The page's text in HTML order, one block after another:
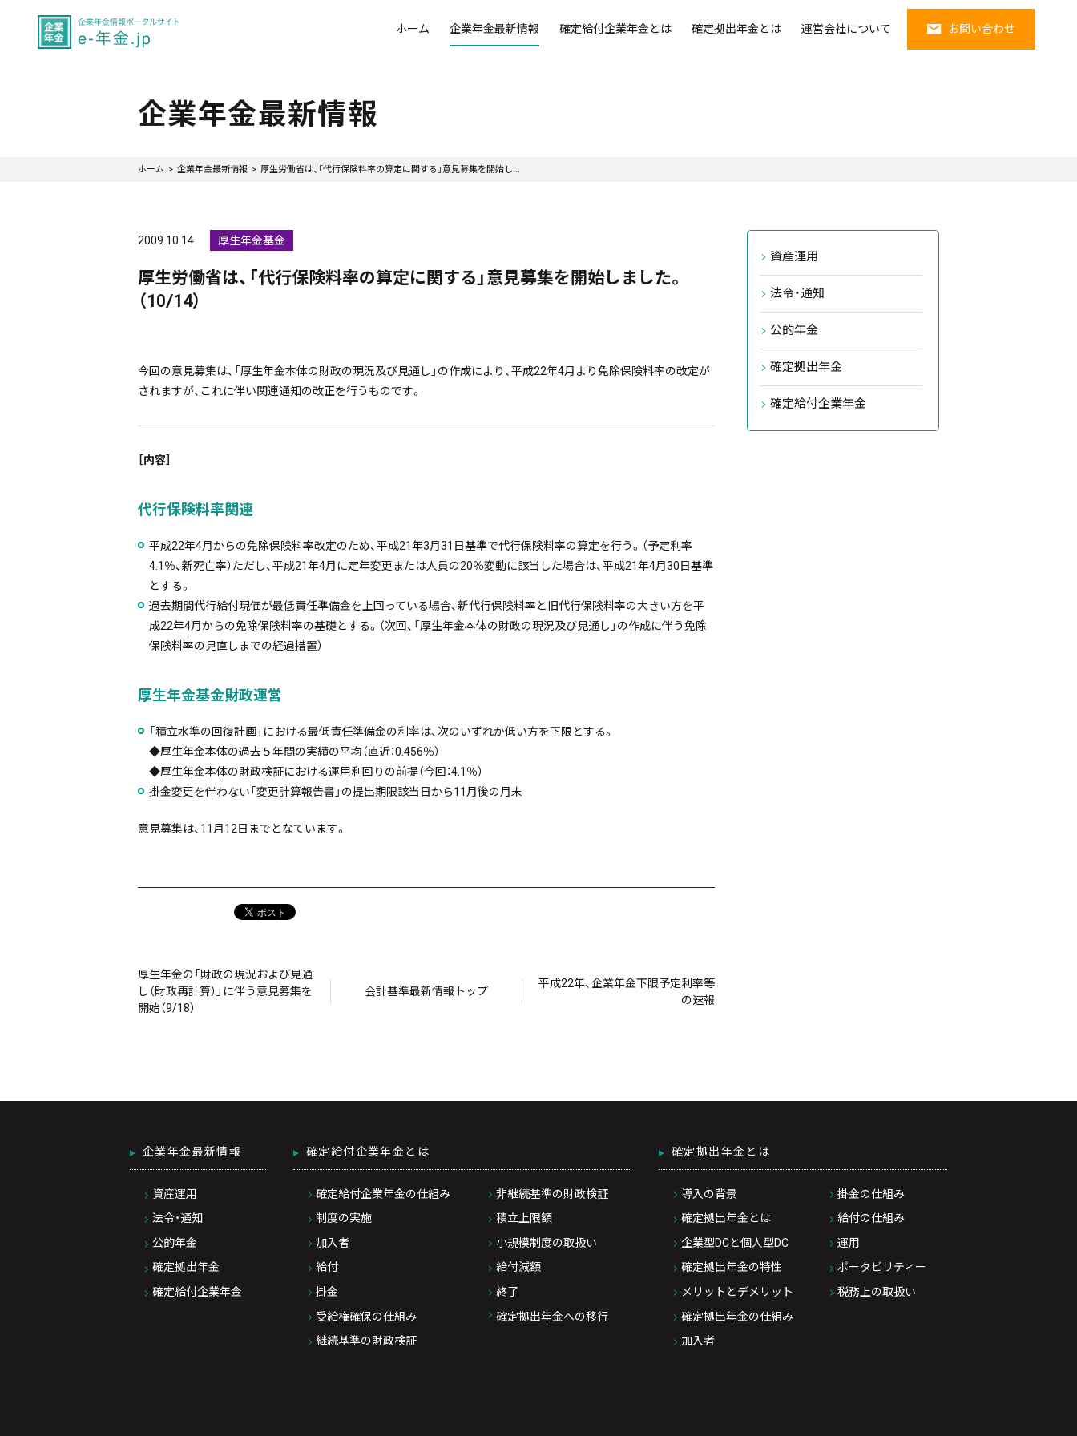
ホーム 企業年金最新情報 確定給付企業年金とは 確定拠出年金とは 運営会社について お問い合わせ
企業年金最新情報
ホーム 企業年金最新情報 厚生労働省は、「代行保険料率の算定に関する」意見募集を開始し...
2009.10.14 厚生年金基金
厚生労働省は、「代行保険料率の算定に関する」意見募集を開始しました。
（10/14）
今回の意見募集は、「厚生年金本体の財政の現況及び見通し」の作成により、平成22年4月より免除保険料率の改定が
されますが、これに伴い関連通知の改正を行うものです。
［内容］
代行保険料率関連
平成22年4月からの免除保険料率改定のため、平成21年3月31日基準で代行保険料率の算定を行う。（予定利率
4.1％、新死亡率）ただし、平成21年4月に定年変更または人員の20％変動に該当した場合は、平成21年4月30日基準
とする。
過去期間代行給付現価が最低責任準備金を上回っている場合、新代行保険料率と旧代行保険料率の大きい方を平
成22年4月からの免除保険料率の基礎とする。（次回、「厚生年金本体の財政の現況及び見通し」の作成に伴う免除
保険料率の見直しまでの経過措置）
厚生年金基金財政運営
「積立水準の回復計画」における最低責任準備金の利率は、次のいずれか低い方を下限とする。
◆厚生年金本体の過去５年間の実績の平均（直近：0.456％）
◆厚生年金本体の財政検証における運用利回りの前提（今回：4.1％）
掛金変更を伴わない「変更計算報告書」の提出期限該当日から11月後の月末
意見募集は、11月12日までとなています。
厚生年金の「財政の現況および見通
し（財政再計算）」に伴う意見募集を
開始（9/18）
会計基準最新情報トップ
平成22年、企業年金下限予定利率等
の速報
資産運用
法令・通知
公的年金
確定拠出年金
確定給付企業年金
企業年金最新情報
資産運用
法令・通知
公的年金
確定拠出年金
確定給付企業年金
確定給付企業年金とは
確定給付企業年金の仕組み
制度の実施
加入者
給付
掛金
受給権確保の仕組み
継続基準の財政検証
非継続基準の財政検証
積立上限額
小規模制度の取扱い
給付減額
終了
確定拠出年金への移行
確定拠出年金とは
導入の背景
確定拠出年金とは
企業型DCと個人型DC
確定拠出年金の特性
メリットとデメリット
確定拠出年金の仕組み
加入者
掛金の仕組み
給付の仕組み
運用
ポータビリティー
税務上の取扱い